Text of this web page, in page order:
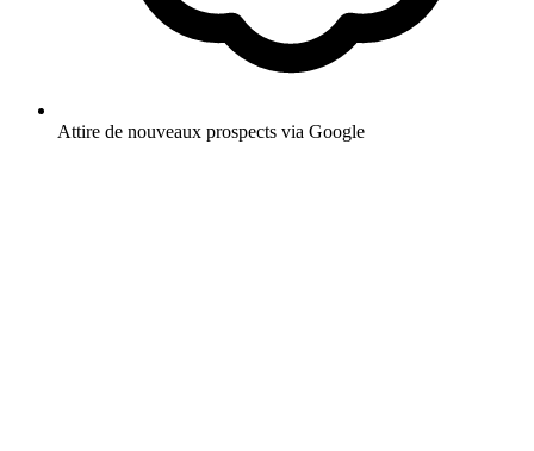
Attire de nouveaux prospects via Google